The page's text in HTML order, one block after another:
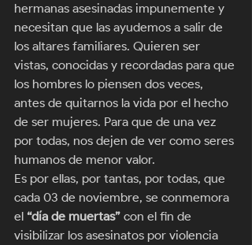
hermanas asesinadas impunemente y
necesitan que las ayudemos a salir de
los altares familiares. Quieren ser
vistas, conocidas y recordadas para que
los hombres lo piensen dos veces,
antes de quitarnos la vida por el hecho
de ser mujeres. Para que de una vez
por todas, nos dejen de ver como seres
humanos de menor valor.
Es por ellas, por tantas, por todas, que
cada 03 de noviembre, se conmemora
el “día de muertas” con el fin de
visibilizar los asesinatos por violencia